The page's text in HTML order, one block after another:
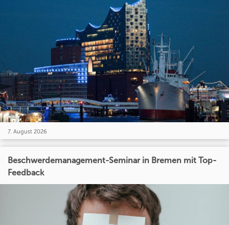
7. August 2026
Beschwerdemanagement-Seminar in Bremen mit Top-
Feedback